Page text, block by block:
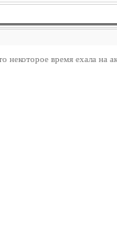
некоторое время ехала